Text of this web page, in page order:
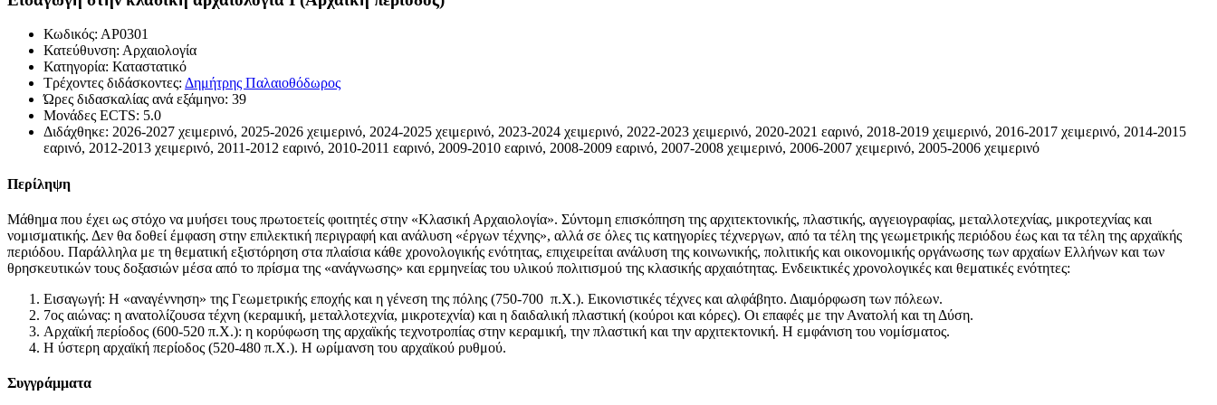
Κωδικός: ΑΡ0301
Κατεύθυνση: Αρχαιολογία
Κατηγορία: Καταστατικό
Τρέχοντες διδάσκοντες: Δημήτρης Παλαιοθόδωρος
Ώρες διδασκαλίας ανά εξάμηνο: 39
Μονάδες ECTS: 5.0
Διδάχθηκε: 2026-2027 χειμερινό, 2025-2026 χειμερινό, 2024-2025 χειμερινό, 2023-2024 χειμερινό, 2022-2023 χειμερινό, 2020-2021 εαρινό, 2018-2019 χειμερινό, 2016-2017 χειμερινό, 2014-2015
εαρινό, 2012-2013 χειμερινό, 2011-2012 εαρινό, 2010-2011 εαρινό, 2009-2010 εαρινό, 2008-2009 εαρινό, 2007-2008 χειμερινό, 2006-2007 χειμερινό, 2005-2006 χειμερινό
Περίληψη
Μάθημα που έχει ως στόχο να μυήσει τους πρωτοετείς φοιτητές στην «Κλασική Αρχαιολογία». Σύντομη επισκόπηση της αρχιτεκτονικής, πλαστικής, αγγειογραφίας, μεταλλοτεχνίας, μικροτεχνίας και
νομισματικής. Δεν θα δοθεί έμφαση στην επιλεκτική περιγραφή και ανάλυση «έργων τέχνης», αλλά σε όλες τις κατηγορίες τέχνεργων, από τα τέλη της γεωμετρικής περιόδου έως και τα τέλη της αρχαϊκής
περιόδου. Παράλληλα με τη θεματική εξιστόρηση στα πλαίσια κάθε χρονολογικής ενότητας, επιχειρείται ανάλυση της κοινωνικής, πολιτικής και οικονομικής οργάνωσης των αρχαίων Ελλήνων και των
θρησκευτικών τους δοξασιών μέσα από το πρίσμα της «ανάγνωσης» και ερμηνείας του υλικού πολιτισμού της κλασικής αρχαιότητας. Ενδεικτικές χρονολογικές και θεματικές ενότητες:
Εισαγωγή: Η «αναγέννηση» της Γεωμετρικής εποχής και η γένεση της πόλης (750-700 π.Χ.). Εικονιστικές τέχνες και αλφάβητο. Διαμόρφωση των πόλεων.
7ος αιώνας: η ανατολίζουσα τέχνη (κεραμική, μεταλλοτεχνία, μικροτεχνία) και η δαιδαλική πλαστική (κούροι και κόρες). Οι επαφές με την Ανατολή και τη Δύση.
Αρχαϊκή περίοδος (600-520 π.Χ.): η κορύφωση της αρχαϊκής τεχνοτροπίας στην κεραμική, την πλαστική και την αρχιτεκτονική. Η εμφάνιση του νομίσματος.
Η ύστερη αρχαϊκή περίοδος (520-480 π.Χ.). Η ωρίμανση του αρχαϊκού ρυθμού.
Συγγράμματα